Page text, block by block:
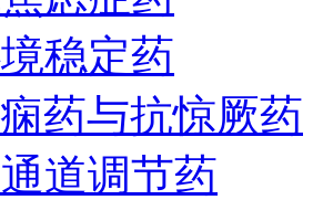
稳定药
药与抗惊厥药
道调节药